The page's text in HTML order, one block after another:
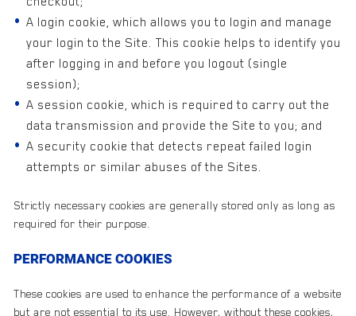
A login cookie, which allows you to login and manage
your login to the Site. This cookie helps to identify you
after logging in and before you logout (single
session);
A session cookie, which is required to carry out the
data transmission and provide the Site to you; and
A security cookie that detects repeat failed login
attempts or similar abuses of the Sites.
Strictly necessary cookies are generally stored only as long as
required for their purpose.
PERFORMANCE COOKIES
These cookies are used to enhance the performance of a website
but are not essential to its use. However, without these cookies,